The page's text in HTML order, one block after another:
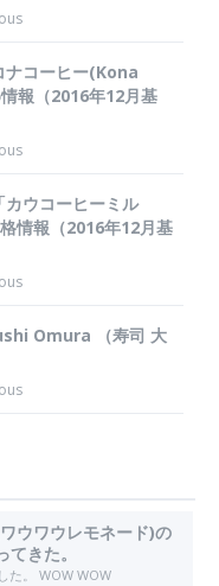
ナコーヒー(Kona
報（2016年12月基
ウコーヒーミル
情報（2016年12月基
Omura （寿司 大
ウワウレモネード)の
きた。
た。 WOW WOW